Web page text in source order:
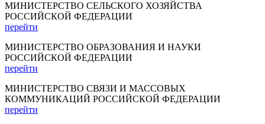
МИНИСТЕРСТВО СЕЛЬСКОГО ХОЗЯЙСТВА
РОССИЙСКОЙ ФЕДЕРАЦИИ
перейти
МИНИСТЕРСТВО ОБРАЗОВАНИЯ И НАУКИ
РОССИЙСКОЙ ФЕДЕРАЦИИ
перейти
МИНИСТЕРСТВО СВЯЗИ И МАССОВЫХ
КОММУНИКАЦИЙ РОССИЙСКОЙ ФЕДЕРАЦИИ
перейти